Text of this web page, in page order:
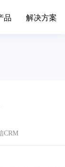
品 解决方案
进装修行业往
CRM